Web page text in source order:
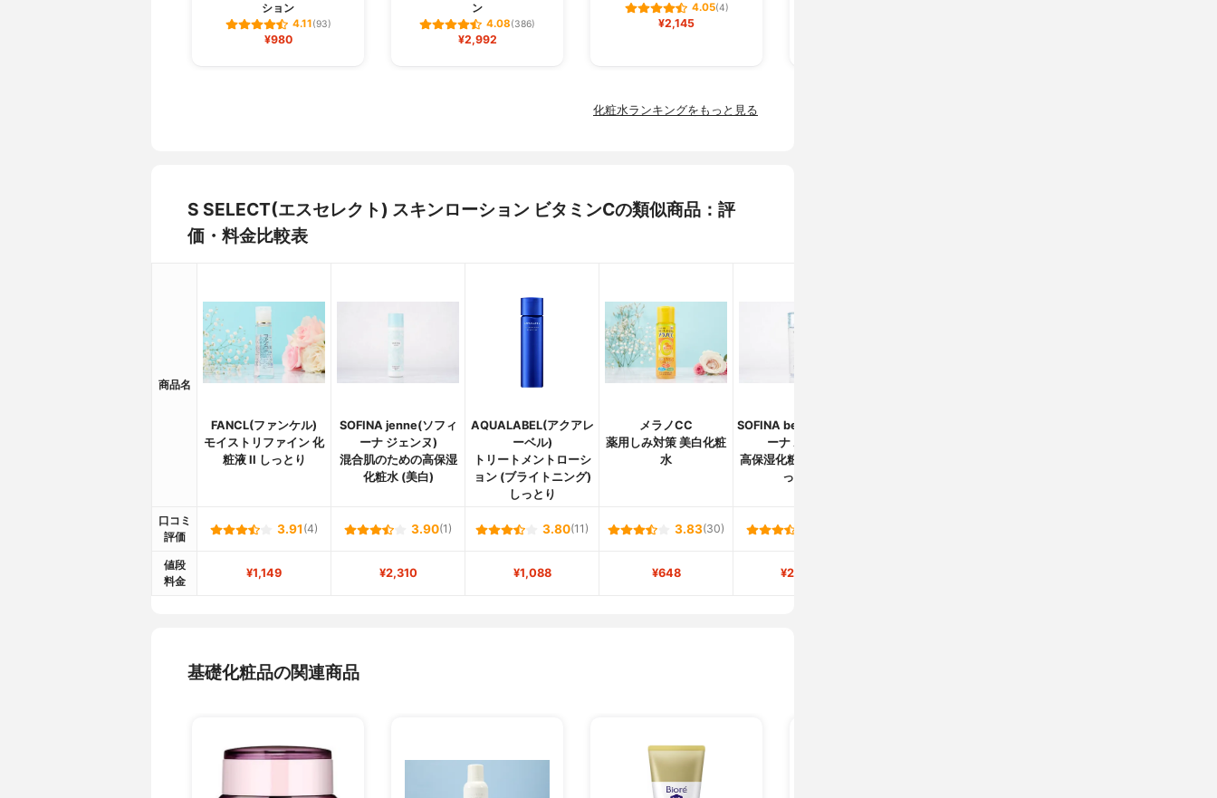
ション
4.11(93)
¥980
ン
4.08(386)
¥2,992
4.05(4)
¥2,145
化粧水ランキングをもっと見る
S SELECT(エスセレクト) スキンローション ビタミンCの類似商品：評
価・料金比較表
商品名
FANCL(ファンケル)
モイストリファイン 化
粧液 II しっとり
SOFINA jenne(ソフィ
ーナ ジェンヌ)
混合肌のための高保湿
化粧水 (美白)
AQUALABEL(アクアレ
ーベル)
トリートメントローシ
ョン (ブライトニング)
しっとり
メラノCC
薬用しみ対策 美白化粧
水
SOFINA beauté(ソフィ
ーナ ボーテ)
高保湿化粧水 とてもし
っとり
口コミ
評価
3.91 (4) 3.90(1) 3.80(11) 3.83(30)
値段
料金
¥1,149 ¥2,310 ¥1,088 ¥648 ¥2,336
基礎化粧品の関連商品